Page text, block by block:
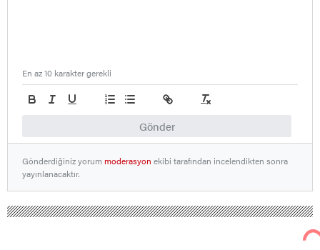
Gönder
En az 10 karakter gerekli
Gönderdiğiniz yorummoderasyon ekibi tarafından incelendikten sonra
yayınlanacaktır.